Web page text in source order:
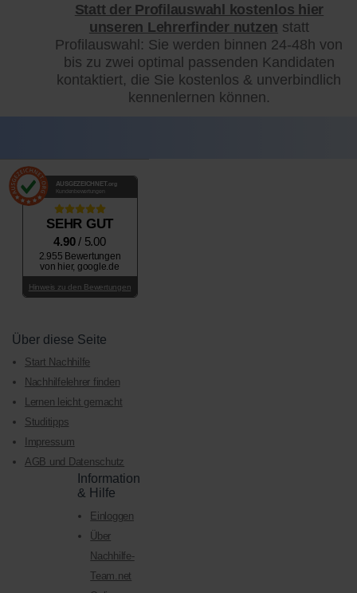
Statt der Profilauswahl kostenlos hier
unseren Lehrerfinder nutzen statt
Profilauswahl: Sie werden binnen 24-48h von
bis zu zwei optimal passenden Kandidaten
kontaktiert, die Sie kostenlos & unverbindlich
kennenlernen können.
AUSGEZEICHNET .org
Kundenbewertungen
SEHR GUT
4.90/ 5.00
2.955 Bewertungen
von hier, google.de
Hinweis zu den Bewertungen
Über diese Seite
Start Nachhilfe
Nachhilfelehrer finden
Lernen leicht gemacht
Studitipps
Impressum
AGB und Datenschutz
Information
& Hilfe
Einloggen
Über
Nachhilfe-
Team.net